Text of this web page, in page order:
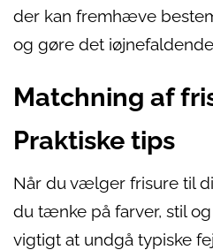
der kan fremhæve
og gøre det
Matchning af
Praktiske tips
Når du vælger frisure til
du tænke på farver, stil
vigtigt at undgå typiske